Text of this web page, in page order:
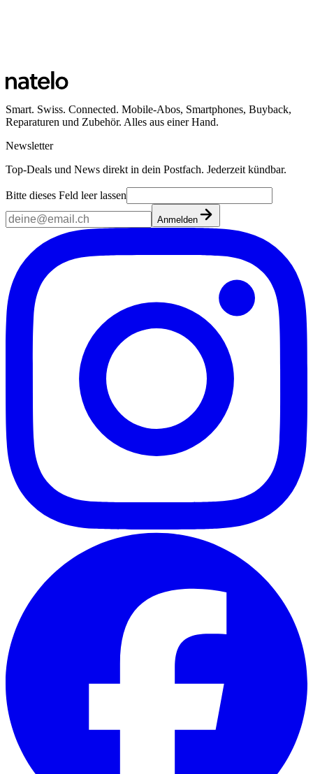
Smart. Swiss. Connected. Mobile-Abos, Smartphones, Buyback,
Reparaturen und Zubehör. Alles aus einer Hand.
Newsletter
Top-Deals und News direkt in dein Postfach. Jederzeit kündbar.
Bitte dieses Feld leer lassen
Anmelden